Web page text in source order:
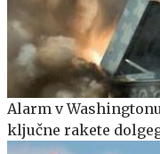
Alarm v
ključne rakete